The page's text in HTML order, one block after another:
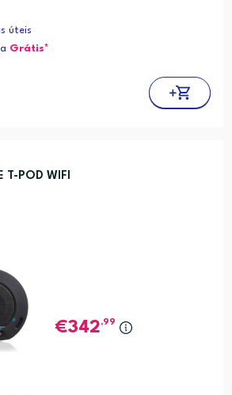
úteis
Grátis*
T-POD WIFI
342,99